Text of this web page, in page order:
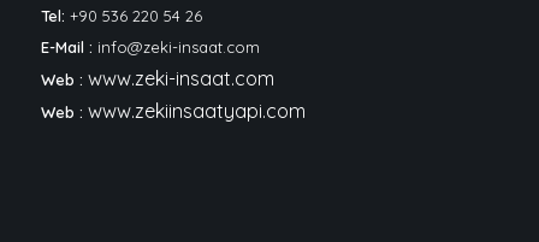
Tel: +90 536 220 54 26
E-Mail : info@zeki-insaat.com
Web : www.zeki-insaat.com
Web : www.zekiinsaatyapi.com